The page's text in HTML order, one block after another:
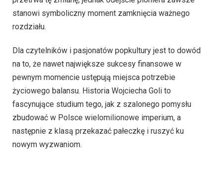
stanowi symboliczny moment zamknięcia ważnego
rozdziału.
Dla czytelników i pasjonatów popkultury jest to dowód
na to, że nawet największe sukcesy finansowe w
pewnym momencie ustępują miejsca potrzebie
życiowego balansu. Historia Wojciecha Goli to
fascynujące studium tego, jak z szalonego pomysłu
zbudować w Polsce wielomilionowe imperium, a
następnie z klasą przekazać pałeczkę i ruszyć ku
nowym wyzwaniom.